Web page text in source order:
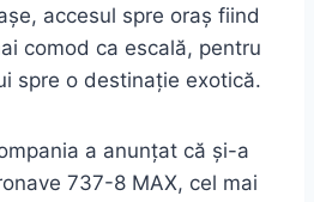
accesul spre oraș fiind
comod ca escală, pentru
spre o destinație exotică.
a anunțat că și-a
737-8 MAX, cel mai